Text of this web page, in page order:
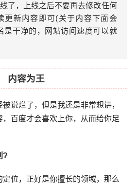
了，上线之后不要再去修改任何
更新内容即可(关于内容下面会
是干净的，网站访问速度可以就
内容为王
说烂了，但是我还是非常想讲，
，百度才会喜欢上你，从而给你足
?
位，正好是你擅长的领域，那么